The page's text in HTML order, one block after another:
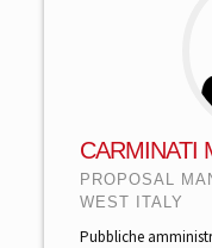
CARMINATI
PROPOSAL
WEST ITALY
Pubbliche